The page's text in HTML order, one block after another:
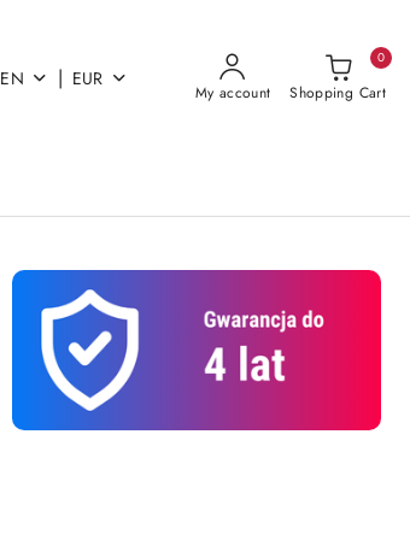
EN | EUR
My account Shopping Cart
0